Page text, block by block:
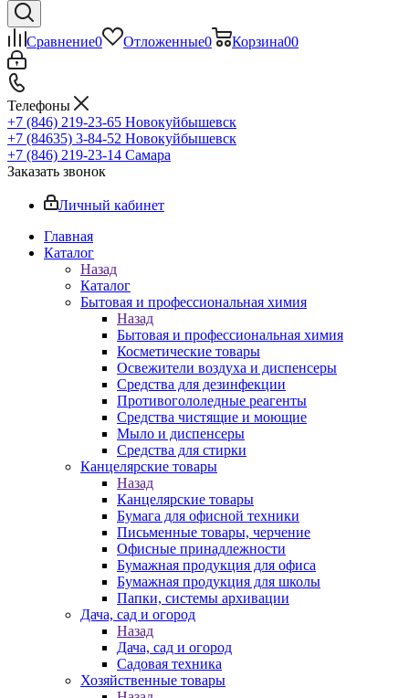
Сравнение0 Отложенные0 Корзина00
Телефоны
+7 (846) 219-23-65 Новокуйбышевск
+7 (84635) 3-84-52 Новокуйбышевск
+7 (846) 219-23-14 Самара
Заказать звонок
Личный кабинет
Главная
Каталог
Назад
Каталог
Бытовая и профессиональная химия
Назад
Бытовая и профессиональная химия
Косметические товары
Освежители воздуха и диспенсеры
Средства для дезинфекции
Противогололедные реагенты
Средства чистящие и моющие
Мыло и диспенсеры
Средства для стирки
Канцелярские товары
Назад
Канцелярские товары
Бумага для офисной техники
Письменные товары, черчение
Офисные принадлежности
Бумажная продукция для офиса
Бумажная продукция для школы
Папки, системы архивации
Дача, сад и огород
Назад
Дача, сад и огород
Садовая техника
Хозяйственные товары